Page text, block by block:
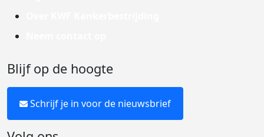
Blijf op de hoogte
Schrijf je in voor de nieuwsbrief